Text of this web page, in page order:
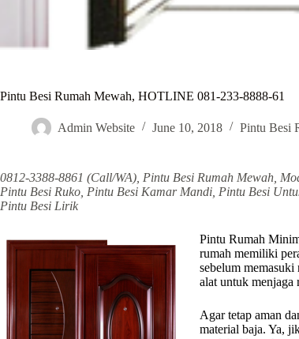
Pintu Besi Rumah Mewah, HOTLINE 081-233-8888-61
Admin Website June 10, 2018 Pintu Besi
0812-3388-8861 (Call/WA), Pintu Besi Rumah Mewah,
Pintu Besi Ruko, Pintu Besi Kamar Mandi, Pintu Besi
Pintu Besi Lirik
Pintu Rumah
rumah memiliki
sebelum
alat untuk menjaga
Agar tetap aman
material baja. Ya,